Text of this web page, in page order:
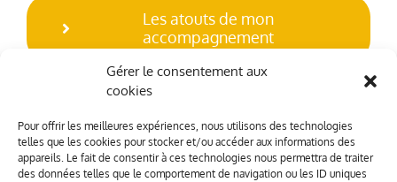
Gérer le consentement aux
cookies
Pour offrir les meilleures expériences, nous utilisons des technologies
telles que les cookies pour stocker et/ou accéder aux informations des
appareils. Le fait de consentir à ces technologies nous permettra de traiter
des données telles que le comportement de navigation ou les ID uniques
Les atouts de mon
accompagnement